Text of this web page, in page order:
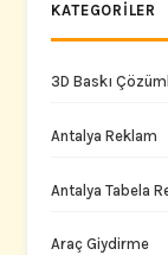
KATEGORILER
3D Baskı
Antalya Reklam
Antalya Tabela
Araç Giydirme